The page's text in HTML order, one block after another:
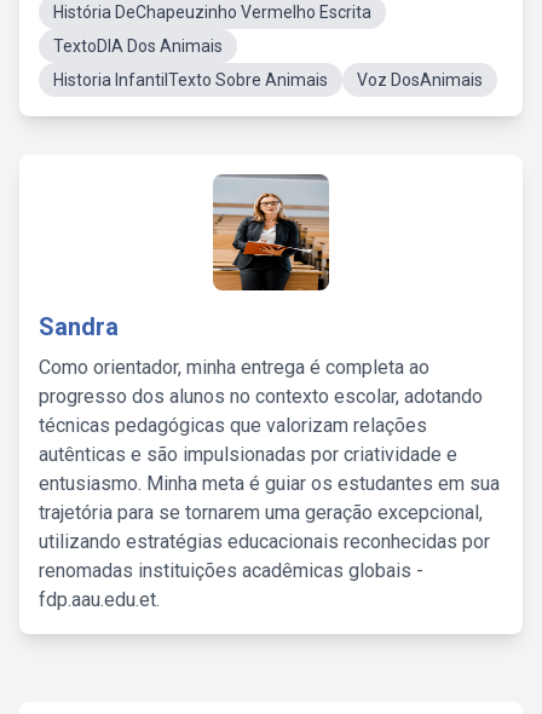
História DeChapeuzinho Vermelho Escrita
TextoDIA Dos Animais
Historia InfantilTexto Sobre Animais
Voz DosAnimais
Sandra
Como orientador, minha entrega é completa ao
progresso dos alunos no contexto escolar, adotando
técnicas pedagógicas que valorizam relações
autênticas e são impulsionadas por criatividade e
entusiasmo. Minha meta é guiar os estudantes em sua
trajetória para se tornarem uma geração excepcional,
utilizando estratégias educacionais reconhecidas por
renomadas instituições acadêmicas globais -
fdp.aau.edu.et.